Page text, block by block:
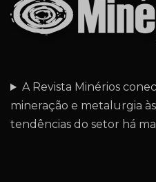
A Revista Minérios
mineração e metalurgia
tendências do setor há